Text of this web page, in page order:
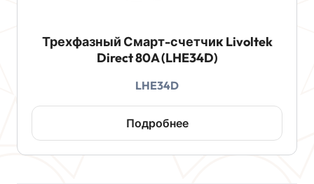
Трехфазный Смарт-счетчик Livoltek
Direct 80A (LHE34D)
LHE34D
Подробнее